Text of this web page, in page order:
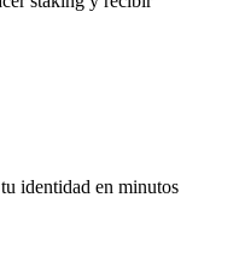
identidad en minutos